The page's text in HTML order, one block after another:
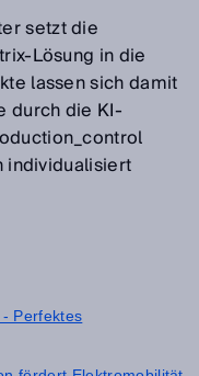
setzt die
Lösung in die
lassen sich damit
durch die KI-
individualisiert
Perfektes